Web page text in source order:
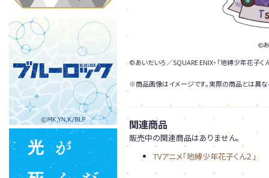
©あいだいろ／SQUARE ENIX・「地縛少年花子く
※商品画像はイメージです。実際の商品とは異な
関連商品
販売中の関連商品はありません。
TVアニメ「地縛少年花子くん２」